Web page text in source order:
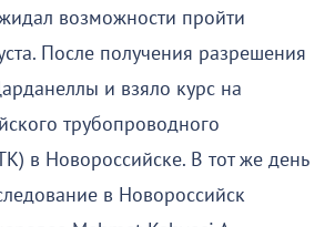
возможности пройти
После получения разрешения
и взяло курс на
трубопроводного
в Новороссийске. В тот же день
в Новороссийск